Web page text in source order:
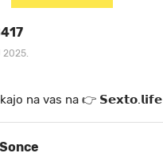
2025.
k a jo na va s n a 👉 𝗦𝗲𝘅𝘁𝗼.𝗹𝗶𝗳𝗲